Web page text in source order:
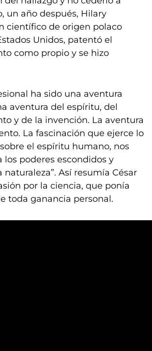
un año después, Hilary
científico de origen polaco
Unidos, patentó el
como propio y se hizo
ha sido una aventura
aventura del espíritu, del
y de la invención. La aventura
La fascinación que ejerce lo
el espíritu humano, nos
los poderes escondidos y
naturaleza”. Así resumía César
por la ciencia, que ponía
toda ganancia personal.